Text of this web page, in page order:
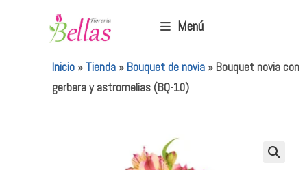
Menú
Inicio» Tienda» Bouquet de novia» Bouquet novia con
gerbera y astromelias (BQ-10)